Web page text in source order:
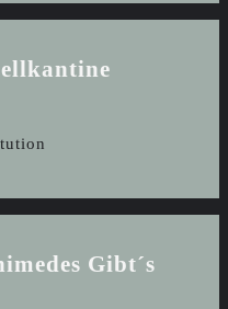
Gibt´s